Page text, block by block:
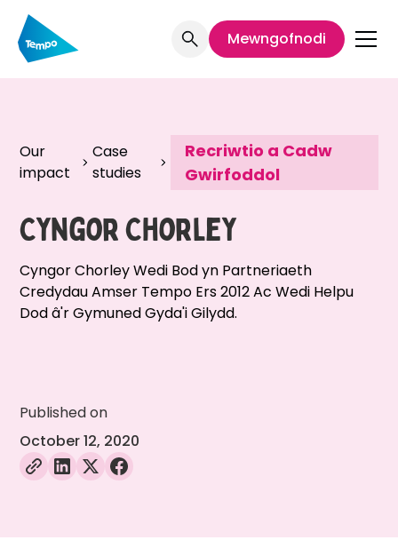
Mewngofnodi
Our
impact
Case
studies
Recriwtio a Cadw
Gwirfoddol
Cyngor Chorley
Cyngor Chorley Wedi Bod yn Partneriaeth
Credydau Amser Tempo Ers 2012 Ac Wedi Helpu
Dod â'r Gymuned Gyda'i Gilydd.
Published on
October 12, 2020